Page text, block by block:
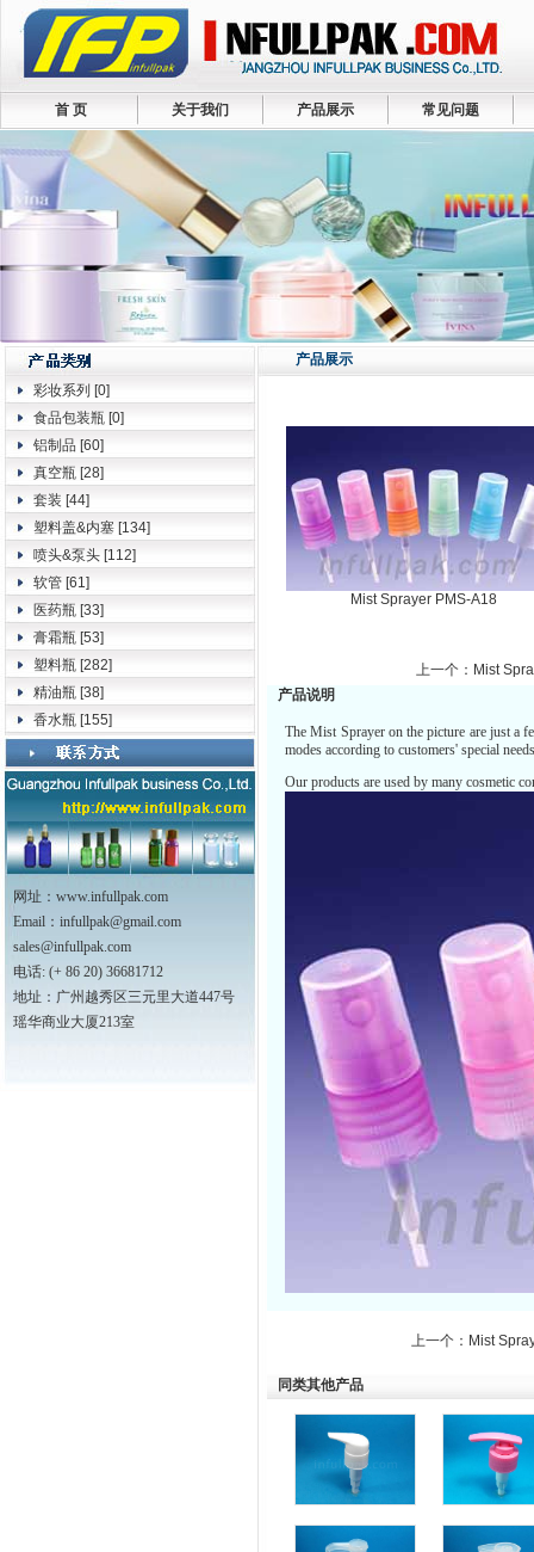
首 页 关于我们 产品展示 常见问题
彩妆系列 [0]
食品包装瓶 [0]
铝制品 [60]
真空瓶 [28]
套装 [44]
塑料盖&内塞 [134]
喷头&泵头 [112]
软管 [61]
医药瓶 [33]
膏霜瓶 [53]
塑料瓶 [282]
精油瓶 [38]
香水瓶 [155]
网址：www.infullpak.com
Email： infullpak@gmail.com
sales@infullpak.com
电话: (+ 86 20) 36681712
地址：广州越秀区三元里大道447号
瑶华商业大厦213室
产品展示
Mist Sprayer PMS-A18
上一个：Mist
产品说明
TheMist Sprayeron the picture are just a
modes according to customers' special
Our products are used by many cosmetic
上一个：Mist
同类其他产品